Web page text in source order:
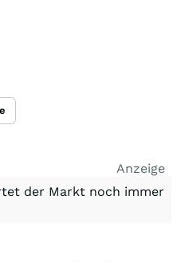
Anzeige
der Markt noch immer